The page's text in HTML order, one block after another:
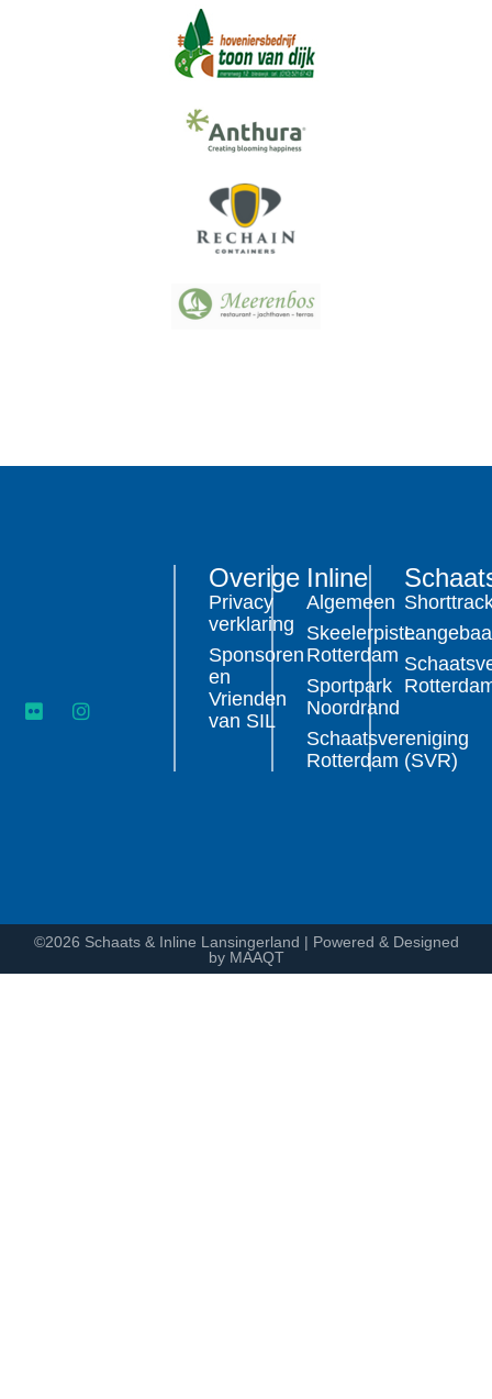
Inline
Algemeen
Skeelerpiste
Rotterdam
Sportpark
Noordrand
Schaatsvereniging
Rotterdam (SVR)
Overige
Privacy
verklaring
Sponsoren
en
Vrienden
van SIL
©2026 Schaats & Inline Lansingerland | Powered & Designed
by MAAQT